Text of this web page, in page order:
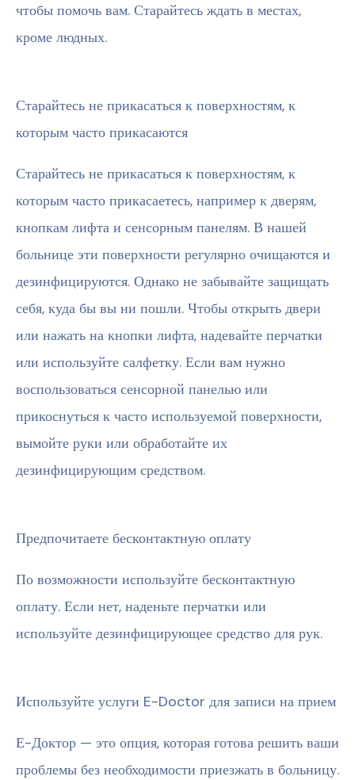
чтобы помочь вам. Старайтесь ждать в местах,
кроме людных.
Старайтесь не прикасаться к поверхностям, к
которым часто прикасаются
Старайтесь не прикасаться к поверхностям, к
которым часто прикасаетесь, например к дверям,
кнопкам лифта и сенсорным панелям. В нашей
больнице эти поверхности регулярно очищаются и
дезинфицируются. Однако не забывайте защищать
себя, куда бы вы ни пошли. Чтобы открыть двери
или нажать на кнопки лифта, надевайте перчатки
или используйте салфетку. Если вам нужно
воспользоваться сенсорной панелью или
прикоснуться к часто используемой поверхности,
вымойте руки или обработайте их
дезинфицирующим средством.
Предпочитаете бесконтактную оплату
По возможности используйте бесконтактную
оплату. Если нет, наденьте перчатки или
используйте дезинфицирующее средство для рук.
Используйте услуги E-Doctor для записи на прием
Е-Доктор — это опция, которая готова решить ваши
проблемы без необходимости приезжать в больницу.